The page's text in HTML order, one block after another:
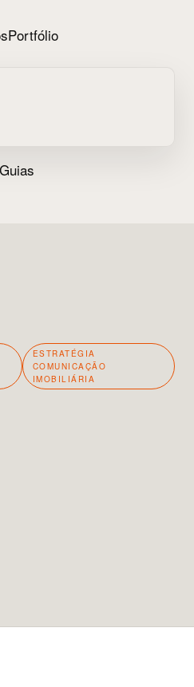
Portfólio
ESTRATÉGIA
COMUNICAÇÃO
IMOBILIÁRIA